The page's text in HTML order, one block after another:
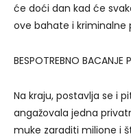
će doći dan kad će
ove bahate i kriminalne
BESPOTREBNO BACANJE
Na kraju, postavlja se i
angažovala jedna
muke zaraditi milione i